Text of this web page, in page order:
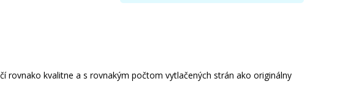
rovnako kvalitne a s rovnakým počtom vytlačených strán ako originálny